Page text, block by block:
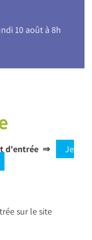
10 août à 8h
d'entrée ⇒
Je
sur le site